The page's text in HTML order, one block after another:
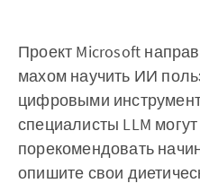
Проект Microsoft
махом научить ИИ
цифровыми
специалисты LLM
порекомендовать
опишите свои